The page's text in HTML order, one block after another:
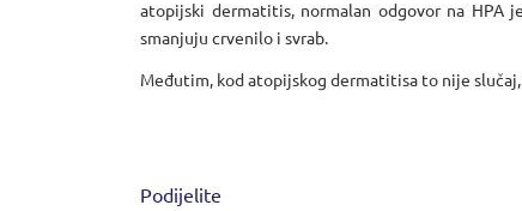
atopijski dermatitis, normalan odgovor na
smanjuju crvenilo i svrab.
Međutim, kod atopijskog dermatitisa to nije
Podijelite